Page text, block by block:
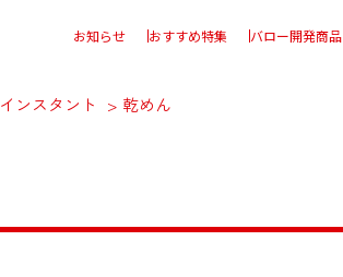
お知らせ おすすめ特集 バロー開発商品
インスタント 乾めん